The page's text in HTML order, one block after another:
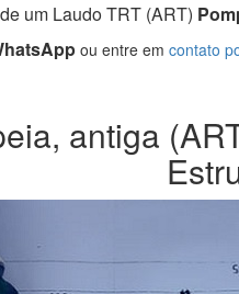
um Laudo TRT (ART)
ou entre em contato
antiga